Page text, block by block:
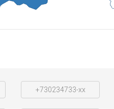
+730234733-xx